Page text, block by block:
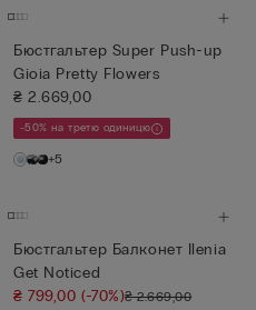
Бюстгальтер Super Push-up
Gioia Pretty Flowers
₴ 2.669,00
-50% на третю одиницю
+5
Бюстгальтер Балконет Ilenia
Get Noticed
₴ 799,00(-70%)₴ 2.669,00